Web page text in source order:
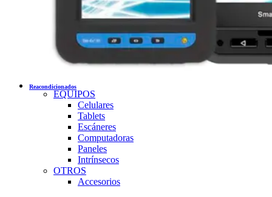
Reacondicionados
EQUIPOS
Celulares
Tablets
Escáneres
Computadoras
Paneles
Intrínsecos
OTROS
Accesorios